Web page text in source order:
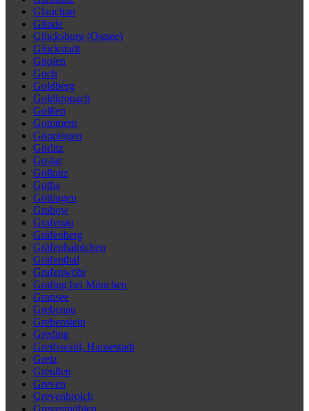
Glauchau
Glinde
Glücksburg (Ostsee)
Glückstadt
Gnoien
Goch
Goldberg
Goldkronach
Golßen
Gommern
Göppingen
Görlitz
Goslar
Gößnitz
Gotha
Göttingen
Grabow
Grafenau
Gräfenberg
Gräfenhainichen
Gräfenthal
Grafenwöhr
Grafing bei München
Gransee
Grebenau
Grebenstein
Greding
Greifswald, Hansestadt
Greiz
Greußen
Greven
Grevenbroich